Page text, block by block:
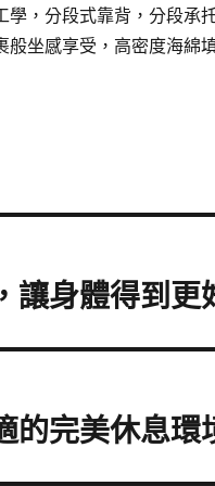
，分段式靠背，分段承
般坐感享受，高密度海綿
讓身體得到更
的完美休息環